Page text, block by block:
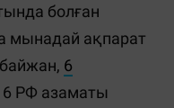
болған
мынадай ақпарат
6
РФ азаматы